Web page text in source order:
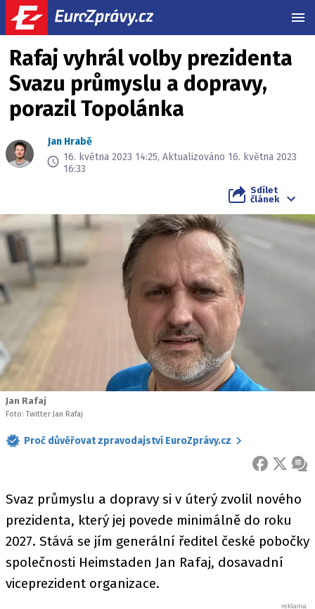
Rafaj vyhrál volby prezidenta
Svazu průmyslu a dopravy,
porazil Topolánka
Jan Hrabě
16. května 2023 14:25, Aktualizováno 16. května 2023
16:33
Sdílet
článek
Jan Rafaj
Foto: Twitter Jan Rafaj
Proč důvěřovat zpravodajství EuroZprávy.cz
FACEBOOK
X
Svaz průmyslu a dopravy si v úterý zvolil nového
prezidenta, který jej povede minimálně do roku
2027. Stává se jím generální ředitel české pobočky
společnosti Heimstaden Jan Rafaj, dosavadní
viceprezident organizace.